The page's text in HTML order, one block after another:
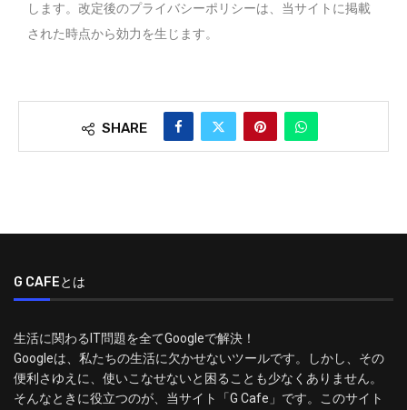
します。改定後のプライバシーポリシーは、当サイトに掲載
された時点から効力を生じます。
SHARE
G CAFEとは
生活に関わるIT問題を全てGoogleで解決！
Googleは、私たちの生活に欠かせないツールです。しかし、その
便利さゆえに、使いこなせないと困ることも少なくありません。
そんなときに役立つのが、当サイト「G Cafe」です。このサイト